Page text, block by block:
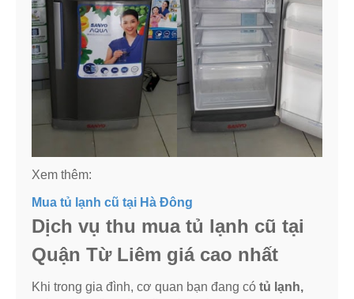
Xem thêm:
Mua tủ lạnh cũ tại Hà Đông
Dịch vụ thu mua tủ lạnh cũ tại
Quận Từ Liêm giá cao nhất
Khi trong gia đình, cơ quan bạn đang có tủ lạnh,